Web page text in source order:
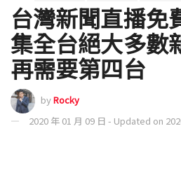
台灣新聞直播免
集全台絕大多數
再需要第四台
byRocky
2020 年 01 月 09 日 - Updated on